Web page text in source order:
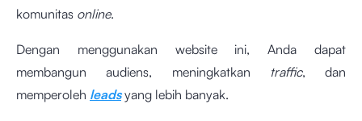
komunitas online.
Dengan menggunakan website ini, Anda dapat
membangun audiens, meningkatkan
traffic, dan
memperoleh leadsyang lebih banyak.